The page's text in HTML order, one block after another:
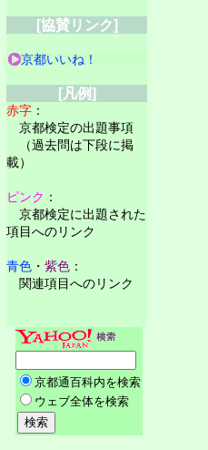
[協賛リンク]
京都いいね！
[凡例]
赤字 ：
京都検定の出題事項
（過去問は下段に掲
載）
ピンク ：
京都検定に出題された
項目へのリンク
青色 ・ 紫色 ：
関連項目へのリンク